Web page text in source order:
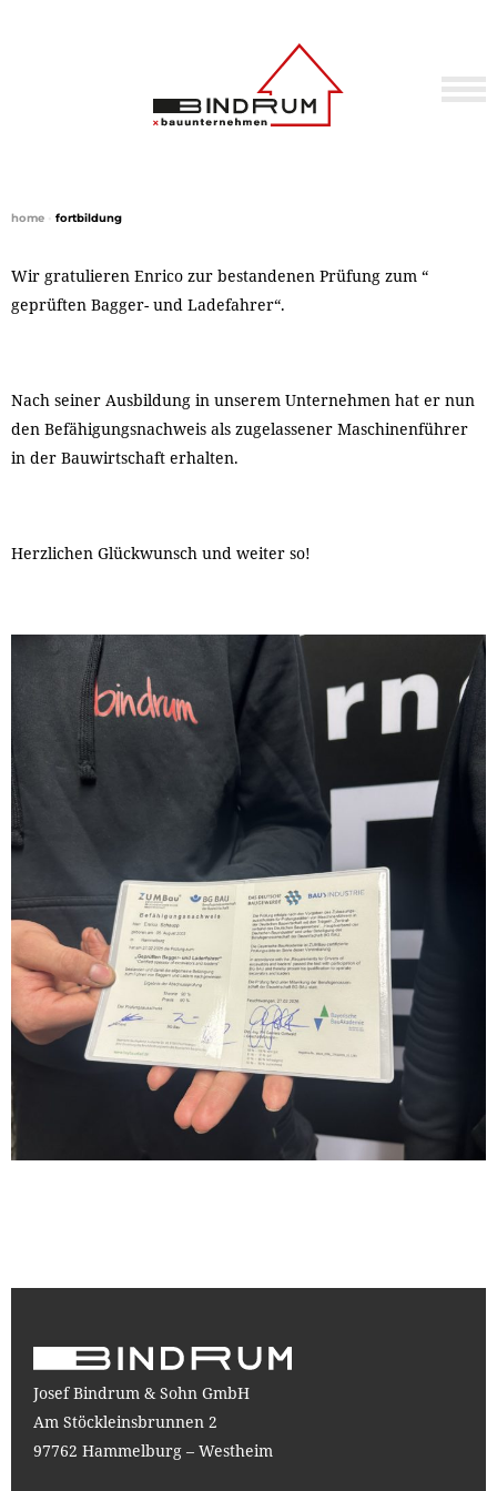
home fortbildung
Wir gratulieren Enrico zur bestandenen Prüfung zum “
geprüften Bagger- und Ladefahrer“.
Nach seiner Ausbildung in unserem Unternehmen hat er nun
den Befähigungsnachweis als zugelassener Maschinenführer
in der Bauwirtschaft erhalten.
Herzlichen Glückwunsch und weiter so!
Josef Bindrum & Sohn GmbH
Am Stöckleinsbrunnen 2
97762 Hammelburg – Westheim